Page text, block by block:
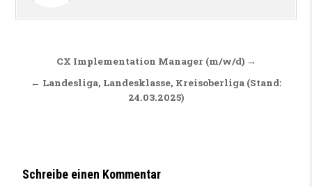
Beitragsnavigation
CX Implementation Manager (m/w/d) →
← Landesliga, Landesklasse, Kreisoberliga (Stand:
24.03.2025)
Schreibe einen Kommentar